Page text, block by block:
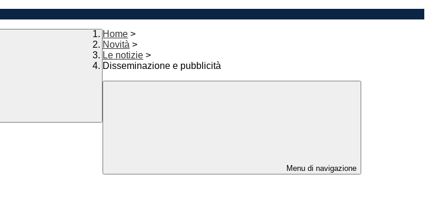
Home >
Novità >
Le notizie >
Disseminazione e pubblicità
Menu di navigazione